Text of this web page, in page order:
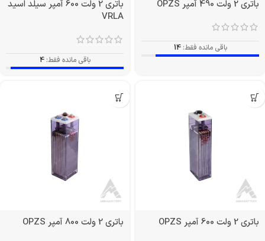
باتری 2 ولت 490 آمپر OPZS
باقی مانده فقط: 14
باتری 2 ولت 600 آمپر سیلد اسید
VRLA
باقی مانده فقط: 4
باتری 2 ولت 600 آمپر OPZS باتری 2 ولت 800 آمپر OPZS